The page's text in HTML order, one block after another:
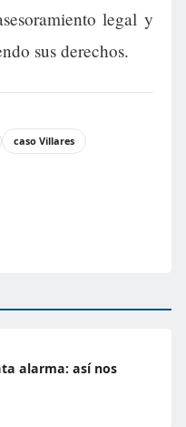
legal y
sus derechos.
caso Villares
alarma: así nos